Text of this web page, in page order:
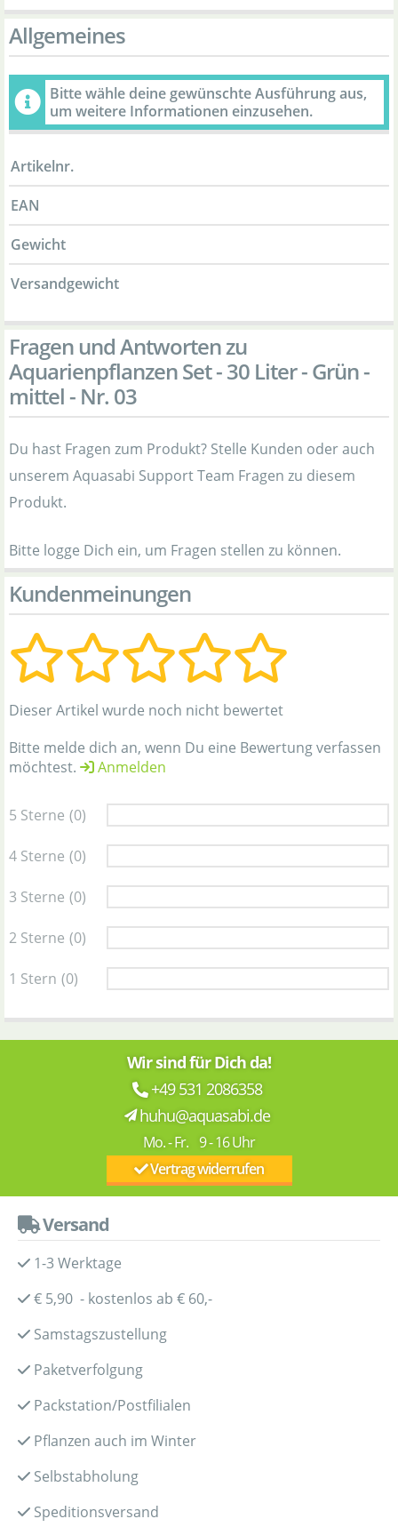
Allgemeines
Bitte wähle deine gewünschte Ausführung aus,
um weitere Informationen einzusehen.
Artikelnr.
EAN
Gewicht
Versandgewicht
Fragen und Antworten zu
Aquarienpflanzen Set - 30 Liter - Grün -
mittel - Nr. 03
Du hast Fragen zum Produkt? Stelle Kunden oder auch
unserem Aquasabi Support Team Fragen zu diesem
Produkt.
Bitte logge Dich ein, um Fragen stellen zu können.
Kundenmeinungen
Dieser Artikel wurde noch nicht bewertet
Bitte melde dich an, wenn Du eine Bewertung verfassen
möchtest.
Anmelden
5 Sterne (0)
4 Sterne (0)
3 Sterne (0)
2 Sterne (0)
1 Stern (0)
Wir sind für Dich da!
+49 531 2086358
huhu@aquasabi.de
Mo. - Fr. 9 - 16 Uhr
Vertrag widerrufen
Versand
1-3 Werktage
€ 5,90 - kostenlos ab € 60,-
Samstagszustellung
Paketverfolgung
Packstation/Postfilialen
Pflanzen auch im Winter
Selbstabholung
Speditionsversand